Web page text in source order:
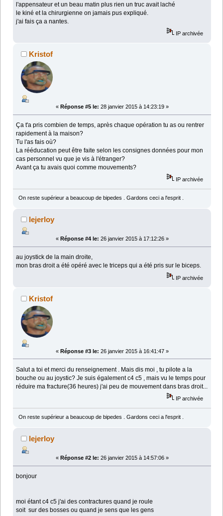
l'appensateur et un beau matin plus rien un truc avait laché
le kiné et la chirurgienne on jamais pus expliqué.
j'ai fais ça a nantes.
IP archivée
Kristof
« Réponse #5 le: 28 janvier 2015 à 14:23:19 »
Ça t'a pris combien de temps, après chaque opération tu as ou rentrer
rapidement à la maison?
Tu l'as fais où?
La rééducation peut être faite selon les consignes données pour mon
cas personnel vu que je vis à l'étranger?
Avant ça tu avais quoi comme mouvements?
IP archivée
On reste supérieur a beaucoup de bipedes . Gardons ceci a l'esprit .
lejerloy
« Réponse #4 le: 26 janvier 2015 à 17:12:26 »
au joystick de la main droite,
mon bras droit a été opéré avec le triceps qui a été pris sur le biceps.
IP archivée
Kristof
« Réponse #3 le: 26 janvier 2015 à 16:41:47 »
Salut a toi et merci du renseignement . Mais dis moi , tu pilote a la
bouche ou au joystic? Je suis également c4 c5 , mais vu le temps pour
réduire ma fracture(36 heures) j'ai peu de mouvement dans bras droit...
IP archivée
On reste supérieur a beaucoup de bipedes . Gardons ceci a l'esprit .
lejerloy
« Réponse #2 le: 26 janvier 2015 à 14:57:06 »
bonjour
moi étant c4 c5 j'ai des contractures quand je roule
soit sur des bosses ou quand je sens que les gens